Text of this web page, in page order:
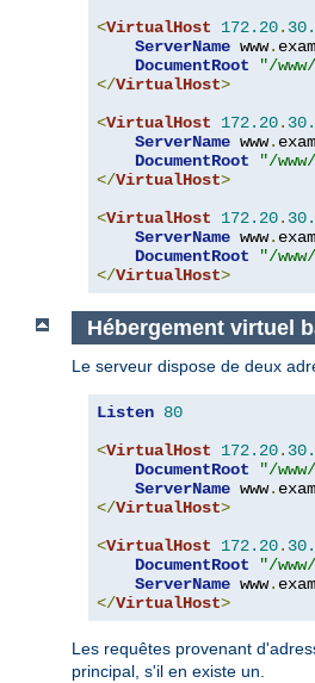
<VirtualHost 172.20.
ServerName www.
DocumentRoot
"/
</VirtualHost>
<VirtualHost 172.20.
ServerName www.
DocumentRoot
"/
</VirtualHost>
<VirtualHost 172.20.
ServerName www.
DocumentRoot
"/
</VirtualHost>
Hébergement virtuel
Le serveur dispose de deux
Listen 80
<VirtualHost 172.20.
DocumentRoot
"/
ServerName www.
</VirtualHost>
<VirtualHost 172.20.
DocumentRoot
"/
ServerName www.
</VirtualHost>
Les requêtes provenant
principal, s'il en existe un.